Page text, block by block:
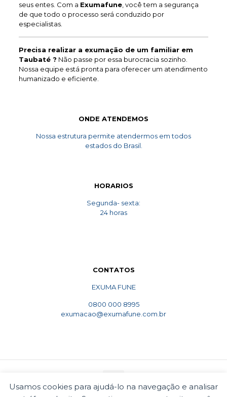
Usamos cookies para ajudá-lo na navegação e analisar
seus entes. Com a Exumafune, você tem a segurança
de que todo o processo será conduzido por
especialistas.
Precisa realizar a exumação de um familiar em
Taubaté ? Não passe por essa burocracia sozinho.
Nossa equipe está pronta para oferecer um atendimento
humanizado e eficiente.
ONDE ATENDEMOS
Nossa estrutura permite atendermos em todos
estados do Brasil.
HORARIOS
Segunda- sexta:
24 horas
CONTATOS
EXUMA FUNE
0800 000 8995
exumacao@exumafune.com.br